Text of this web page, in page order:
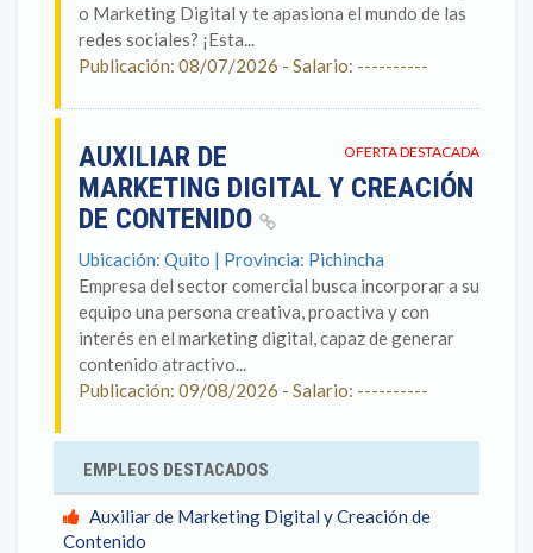
o Marketing Digital y te apasiona el mundo de las
redes sociales? ¡Esta...
Publicación: 08/07/2026 - Salario: ----------
OFERTA DESTACADA
AUXILIAR DE
MARKETING DIGITAL Y CREACIÓN
DE CONTENIDO
Ubicación: Quito | Provincia: Pichincha
Empresa del sector comercial busca incorporar a su
equipo una persona creativa, proactiva y con
interés en el marketing digital, capaz de generar
contenido atractivo...
Publicación: 09/08/2026 - Salario: ----------
EMPLEOS DESTACADOS
Auxiliar de Marketing Digital y Creación de
Contenido